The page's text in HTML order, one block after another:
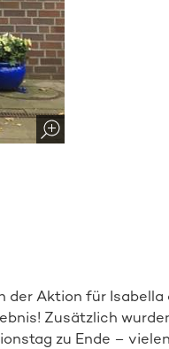
der Aktion für Isabella
Zusätzlich
zu Ende –
werden